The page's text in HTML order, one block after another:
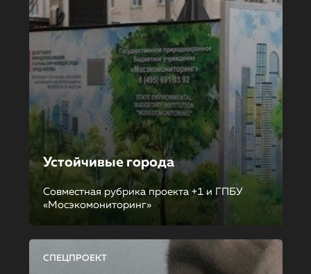
Устойчивые города
Совместная рубрика проекта +1 и ГПБУ
«Мосэкомониторинг»
СПЕЦПРОЕКТ